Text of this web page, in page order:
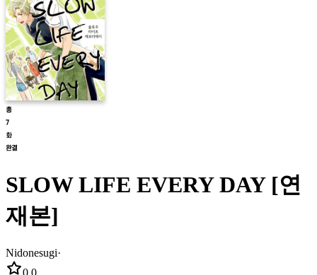
SLOW LIFE EVERY DAY [연
재본]
Nidonesugi·